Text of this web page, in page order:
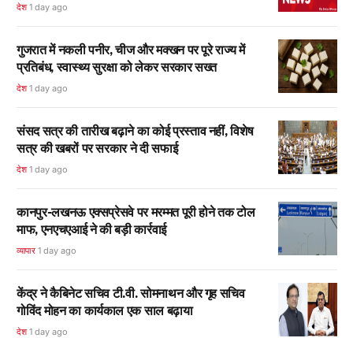
देश 1 day ago
गुजरात में नकली पनीर, चीज और मक्खन पर पूरे राज्य में
प्रतिबंध, स्वास्थ्य सुरक्षा को लेकर सरकार सख्त
देश 1 day ago
संसद सत्र की तारीख बढ़ाने का कोई प्रस्ताव नहीं, विशेष
सत्र की खबरों पर सरकार ने दी सफाई
देश 1 day ago
कानपुर-लखनऊ एक्सप्रेसवे पर मरम्मत पूरी होने तक टोल
माफ, एनएचएआई ने की बड़ी कार्रवाई
व्यापार 1 day ago
केंद्र ने कैबिनेट सचिव टी.वी. सोमनाथन और गृह सचिव
गोविंद मोहन का कार्यकाल एक साल बढ़ाया
देश 1 day ago